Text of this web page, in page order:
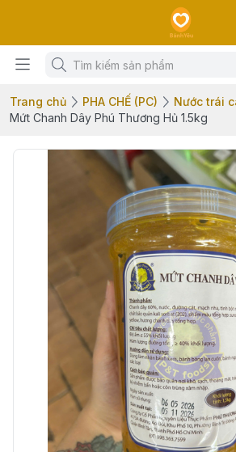
Trang chủ PHA CHẾ (PC)
Nước trái
Mứt Chanh Dây Phú Thương Hủ 1.5kg